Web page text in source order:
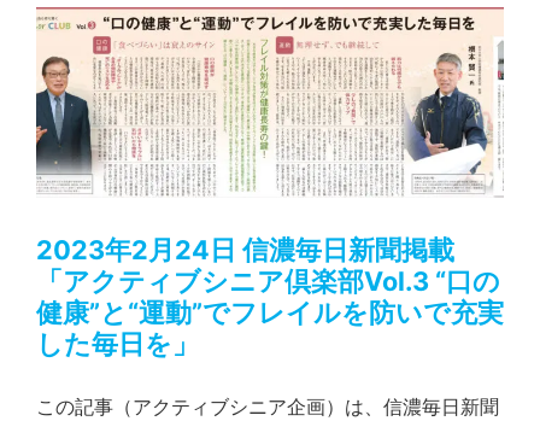
2023年2月24日 信濃毎日新聞掲載
「アクティブシニア倶楽部Vol.3 “口の
健康”と“運動”でフレイルを防いで充実
した毎日を」
この記事（アクティブシニア企画）は、信濃毎日新聞